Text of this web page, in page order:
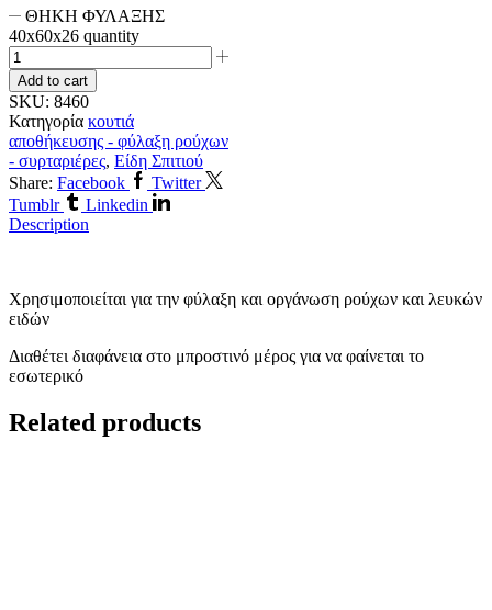
ΘΗΚΗ ΦΥΛΑΞΗΣ
40x60x26 quantity
Add to cart
SKU: 8460
Κατηγορία κουτιά
αποθήκευσης - φύλαξη ρούχων
- συρταριέρες, Είδη Σπιτιού
Share: Facebook
Twitter
Tumblr
Linkedin
Description
Χρησιμοποιείται για την φύλαξη και οργάνωση ρούχων και λευκών
ειδών
Διαθέτει διαφάνεια στο μπροστινό μέρος για να φαίνεται το
εσωτερικό
Related products